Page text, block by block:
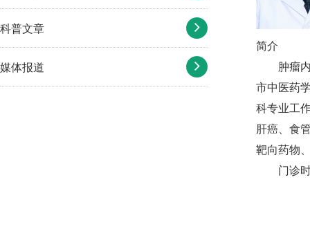
简介
肿瘤
市中医药
科专业工
肝癌、食
靶向药物
门诊
科普文章
媒体报道